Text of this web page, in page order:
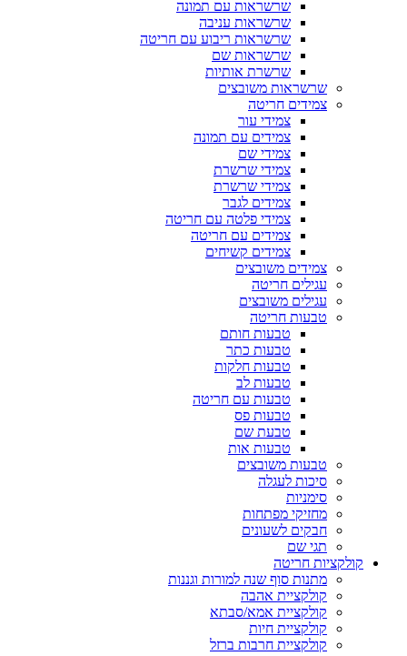
שרשראות עם תמונה
שרשראות עניבה
שרשראות ריבוע עם חריטה
שרשראות שם
שרשרת אותיות
שרשראות משובצים
צמידים חריטה
צמידי עור
צמידים עם תמונה
צמידי שם
צמידי שרשרת
צמידי שרשרת
צמידים לגבר
צמידי פלטה עם חריטה
צמידים עם חריטה
צמידים קשיחים
צמידים משובצים
עגילים חריטה
עגילים משובצים
טבעות חריטה
טבעות חותם
טבעות כתר
טבעות חלקות
טבעות לב
טבעות עם חריטה
טבעות פס
טבעת שם
טבעות אות
טבעות משובצים
סיכות לעגלה
סימניות
מחזיקי מפתחות
חבקים לשעונים
תגי שם
קולקציות חריטה
מתנות סוף שנה למורות וגננות
קולקציית אהבה
קולקציית אמא/סבתא
קולקציית חיות
קולקציית חרבות ברזל